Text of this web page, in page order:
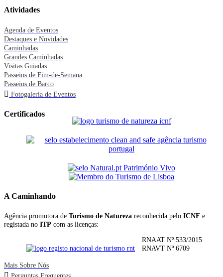
Atividades
Agenda de Eventos
Destaques e Novidades
Caminhadas
Grandes Caminhadas
Visitas Guiadas
Passeios de Fim-de-Semana
Passeios de Barco
Fotogaleria de Eventos
Certificados
A Caminhando
Agência promotora de Turismo de Natureza reconhecida pelo ICNF e
registada no ITP com as licenças:
RNAAT Nº 533/2015
RNAVT Nº 6709
Mais Sobre Nós